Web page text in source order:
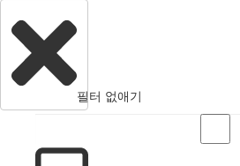
필터 없애기